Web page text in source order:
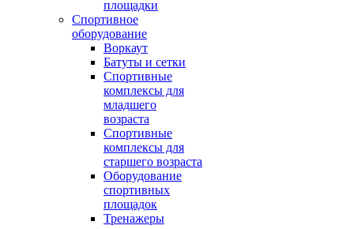
площадки
Спортивное
оборудование
Воркаут
Батуты и сетки
Спортивные
комплексы для
младшего
возраста
Спортивные
комплексы для
старшего возраста
Оборудование
спортивных
площадок
Тренажеры